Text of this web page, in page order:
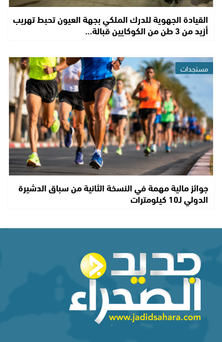
القيادة الجهوية للدرك الملكي بجهة العيون تحبط تهريب
أزيد من 3 طن من الكوكايين قبالة…
مستجدات
جوائز مالية مهمة في النسخة الثانية من سباق الدشيرة
الدولي لـ10 كيلومترات